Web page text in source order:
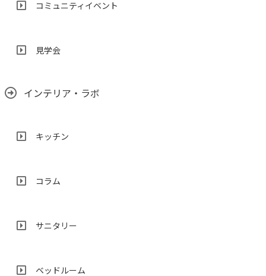
コミュニティイベント
見学会
インテリア・ラボ
キッチン
コラム
サニタリー
ベッドルーム